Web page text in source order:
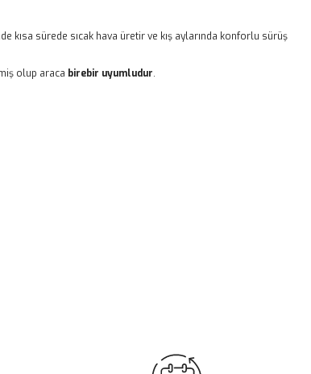
kısa sürede sıcak hava üretir ve kış aylarında konforlu sürüş
olup araca birebir uyumludur.